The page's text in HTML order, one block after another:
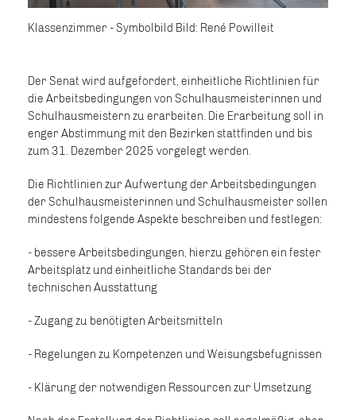
Klassenzimmer - Symbolbild Bild: René Powilleit
Der Senat wird aufgefordert, einheitliche Richtlinien für
die Arbeitsbedingungen von Schulhausmeisterinnen und
Schulhausmeistern zu erarbeiten. Die Erarbeitung soll in
enger Abstimmung mit den Bezirken stattfinden und bis
zum 31. Dezember 2025 vorgelegt werden.
Die Richtlinien zur Aufwertung der Arbeitsbedingungen
der Schulhausmeisterinnen und Schulhausmeister sollen
mindestens folgende Aspekte beschreiben und festlegen:
- bessere Arbeitsbedingungen, hierzu gehören ein fester
Arbeitsplatz und einheitliche Standards bei der
technischen Ausstattung
- Zugang zu benötigten Arbeitsmitteln
- Regelungen zu Kompetenzen und Weisungsbefugnissen
- Klärung der notwendigen Ressourcen zur Umsetzung